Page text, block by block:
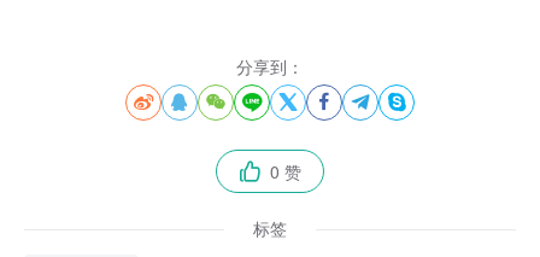
分享到：
       
 0 赞
标签